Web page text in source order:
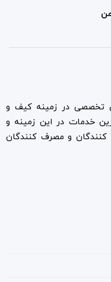
تخصصی در زمینه کیف و
خدمات در این زمینه و
کنندگان و مصرف کنندگان